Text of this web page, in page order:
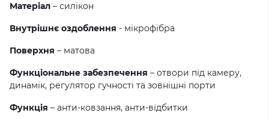
Матеріал – силікон
Внутрішнє оздоблення - мікрофібра
Поверхня – матова
Функціональне забезпечення – отвори під камеру,
динамік, регулятор гучності та зовнішні порти
Функція – анти-ковзання, анти-відбитки